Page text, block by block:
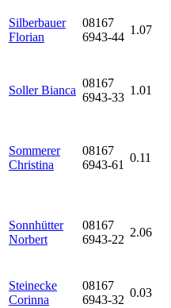
Silberbauer
Florian
08167
6943-44
1.07
Soller Bianca
08167
6943-33
1.01
Sommerer
Christina
08167
6943-61
0.11
Sonnhütter
Norbert
08167
6943-22
2.06
Steinecke
Corinna
08167
6943-32
0.03